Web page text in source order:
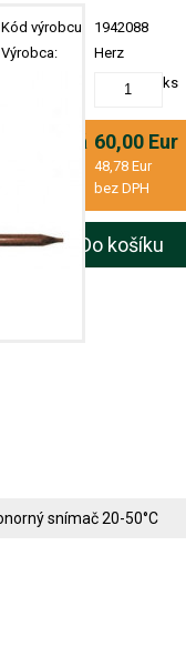
Kód výrobcu:
1942088
Výrobca:
Herz
ks
Konečná 60,00 Eur
48,78 Eur
bez DPH
Do košíku
snímač 20-50°C